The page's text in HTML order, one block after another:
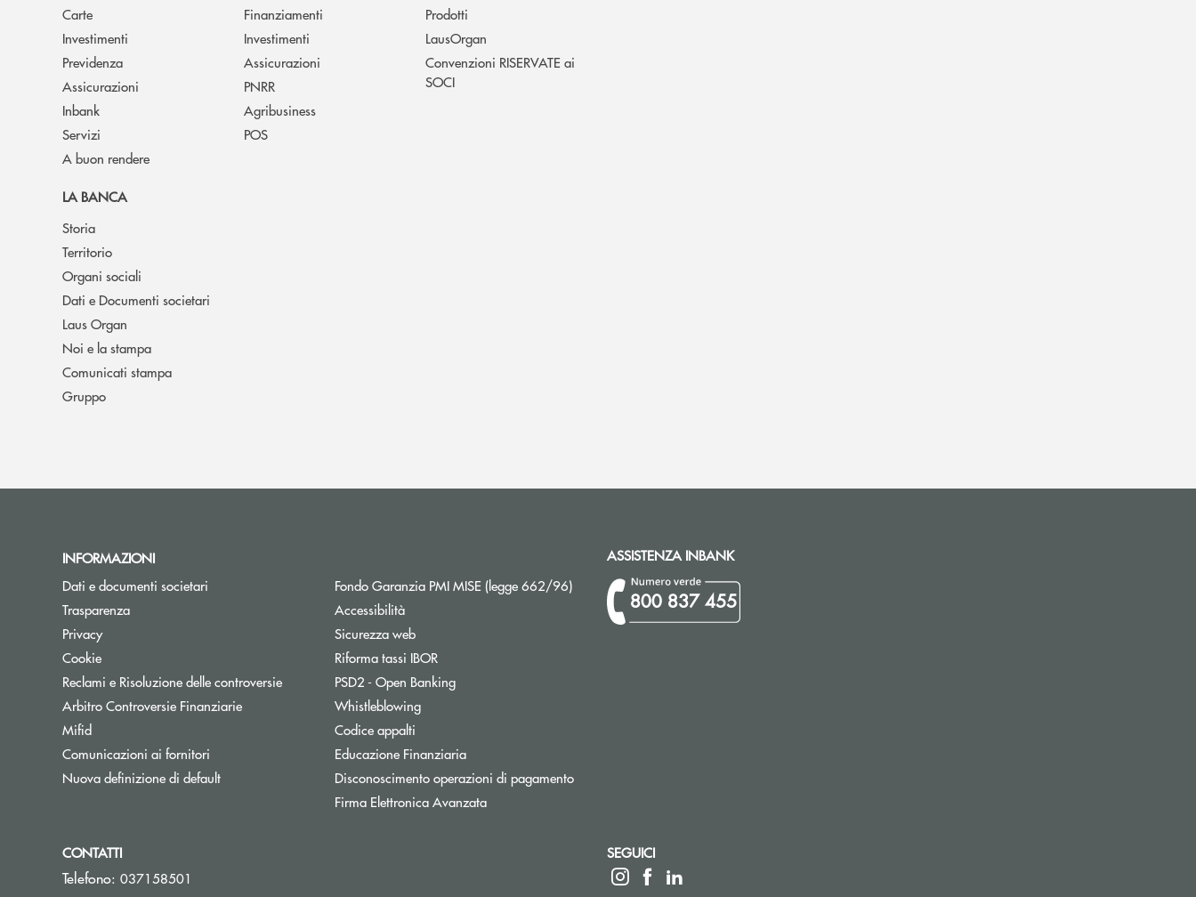
Carte
Investimenti
Previdenza
Assicurazioni
Inbank
Servizi
A buon rendere
Finanziamenti
Investimenti
Assicurazioni
PNRR
Agribusiness
POS
Prodotti
LausOrgan
Convenzioni RISERVATE ai
SOCI
LA BANCA
Storia
Territorio
Organi sociali
Dati e Documenti societari
Laus Organ
Noi e la stampa
Comunicati stampa
Gruppo
INFORMAZIONI
Dati e documenti societari
Trasparenza
Privacy
Cookie
Reclami e Risoluzione delle controversie
Arbitro Controversie FinanziarieApre una nuova finestra
Mifid
Comunicazioni ai fornitori Apre una nuova finestra
Nuova definizione di default
Fondo Garanzia PMI MISE (legge 662/96)Apre una nuova finestra
Accessibilità
Sicurezza web
Riforma tassi IBORApre una nuova finestra
PSD2 - Open BankingApre una nuova finestra
WhistleblowingApre una nuova finestra
Codice appalti
Educazione FinanziariaApre una nuova finestra
Disconoscimento operazioni di pagamentoApre una nuova finestra
Firma Elettronica Avanzata
ASSISTENZA INBANK
800 837 455
CONTATTI
Telefono: 037158501
SEGUICI